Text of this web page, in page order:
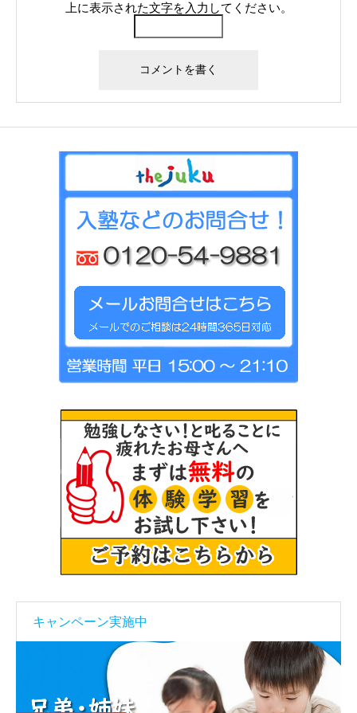
上に表示された文字を入力してください。
キャンペーン実施中